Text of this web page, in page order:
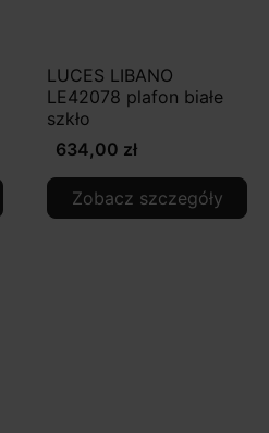
LUCES LIBANO
LE42078 plafon białe
szkło
634,00 zł
Zobacz szczegóły